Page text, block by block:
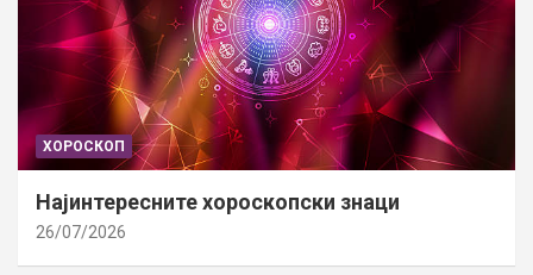
ХОРОСКОП
Најинтересните хороскопски знаци
26/07/2026